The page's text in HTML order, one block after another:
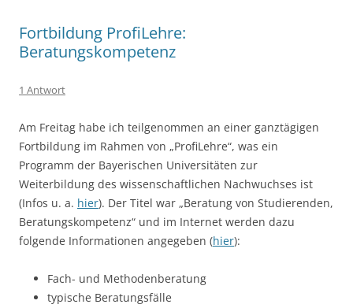
Fortbildung ProfiLehre:
Beratungskompetenz
1 Antwort
Am Freitag habe ich teilgenommen an einer ganztägigen
Fortbildung im Rahmen von „ProfiLehre“, was ein
Programm der Bayerischen Universitäten zur
Weiterbildung des wissenschaftlichen Nachwuchses ist
(Infos u. a. hier). Der Titel war „Beratung von Studierenden,
Beratungskompetenz“ und im Internet werden dazu
folgende Informationen angegeben (hier):
Fach- und Methodenberatung
typische Beratungsfälle